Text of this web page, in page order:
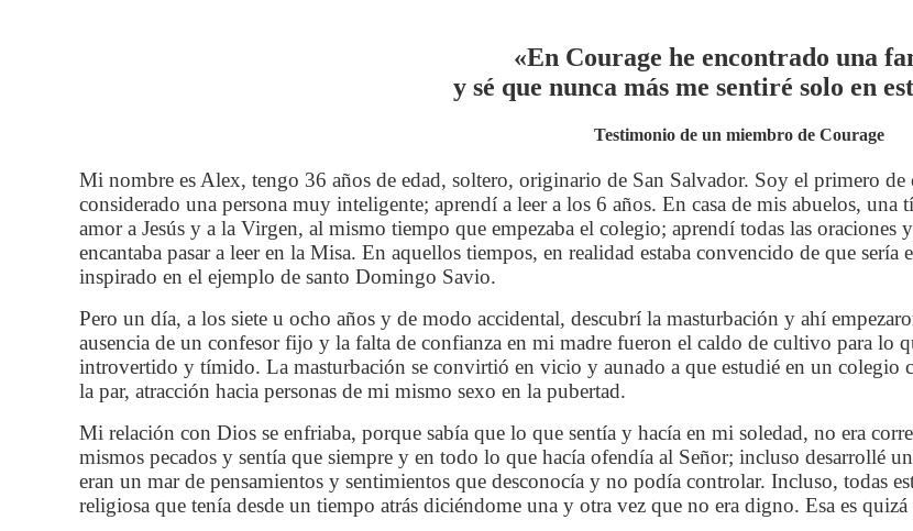
«En Courage he encontrado una
y sé que nunca más me sentiré solo en
Testimonio de un miembro de Courage
Mi nombre es Alex, tengo 36 años de edad, soltero, originario de San Salvador. Soy el primero
considerado una persona muy inteligente; aprendí a leer a los 6 años. En casa de mis abuelos, una
amor a Jesús y a la Virgen, al mismo tiempo que empezaba el colegio; aprendí todas las
encantaba pasar a leer en la Misa. En aquellos tiempos, en realidad estaba convencido de que
inspirado en el ejemplo de santo Domingo Savio.
Pero un día, a los siete u ocho años y de modo accidental, descubrí la masturbación y ahí
ausencia de un confesor fijo y la falta de confianza en mi madre fueron el caldo de cultivo para lo
introvertido y tímido. La masturbación se convirtió en vicio y aunado a que estudié en un colegio
la par, atracción hacia personas de mi mismo sexo en la pubertad.
Mi relación con Dios se enfriaba, porque sabía que lo que sentía y hacía en mi soledad, no era
mismos pecados y sentía que siempre y en todo lo que hacía ofendía al Señor; incluso desarrollé
eran un mar de pensamientos y sentimientos que desconocía y no podía controlar. Incluso, todas
religiosa que tenía desde un tiempo atrás diciéndome una y otra vez que no era digno. Esa es quizá